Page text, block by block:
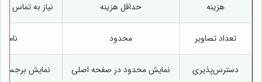
هزینه حداقل هزینه نیاز به تماس
تعداد تصاویر محدود
دسترس‌پذیری نمایش محدود در صفحه اصلی نمایش برجسته